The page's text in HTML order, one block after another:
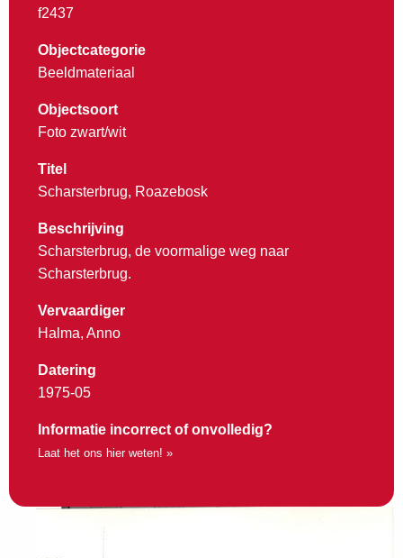
f2437
Objectcategorie
Beeldmateriaal
Objectsoort
Foto zwart/wit
Titel
Scharsterbrug, Roazebosk
Beschrijving
Scharsterbrug, de voormalige weg naar
Scharsterbrug.
Vervaardiger
Halma, Anno
Datering
1975-05
Informatie incorrect of onvolledig?
Laat het ons hier weten! »